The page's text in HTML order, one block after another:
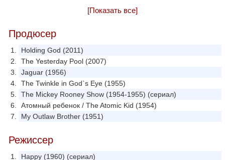
[Показать все]
Продюсер
Holding God (2011)
The Yesterday Pool (2007)
Jaguar (1956)
The Twinkle in God`s Eye (1955)
The Mickey Rooney Show (1954-1955) (сериал)
Атомный ребенок / The Atomic Kid (1954)
My Outlaw Brother (1951)
Режиссер
Happy (1960) (сериал)